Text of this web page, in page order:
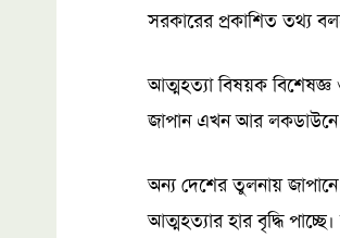
সরকারের প্রকাশিত তথ্য
আত্মহত্যা বিষয়ক
জাপান এখন আর লকডাউনে
অন্য দেশের তুলনায়
আত্মহত্যার হার বৃদ্ধি